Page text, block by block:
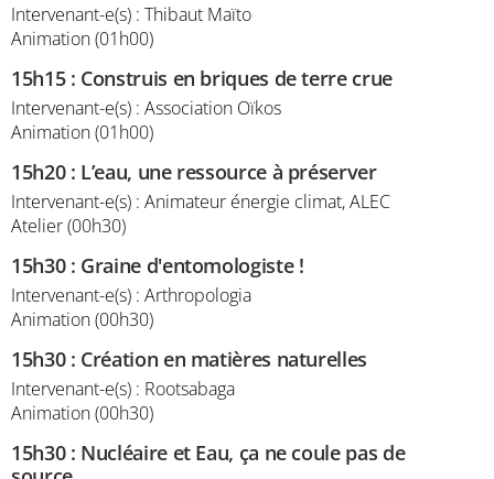
Intervenant-e(s) : Thibaut Maïto
Animation (01h00)
15h15: Construis en briques de terre crue
Intervenant-e(s) : Association Oïkos
Animation (01h00)
15h20: L’eau, une ressource à préserver
Intervenant-e(s) : Animateur énergie climat, ALEC
Atelier (00h30)
15h30: Graine d'entomologiste !
Intervenant-e(s) : Arthropologia
Animation (00h30)
15h30: Création en matières naturelles
Intervenant-e(s) : Rootsabaga
Animation (00h30)
15h30: Nucléaire et Eau, ça ne coule pas de